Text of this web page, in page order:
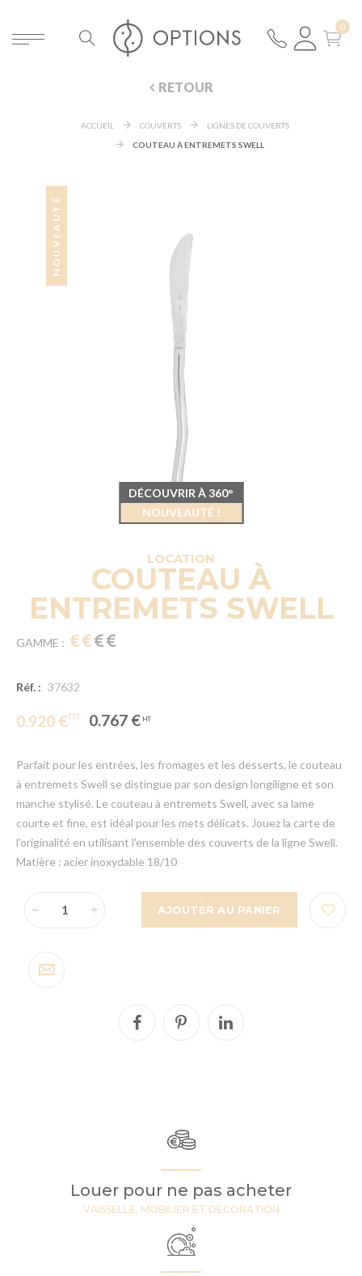
RETOUR
ACCUEIL COUVERTS
LIGNES DE COUVERTS
COUTEAU À ENTREMETS SWELL
LOCATION
COUTEAU À
ENTREMETS SWELL
GAMME :
Réf. : 37632
0.920 € 0.767 €
Parfait pour les entrées, les fromages et les desserts, le couteau
à entremets Swell se distingue par son design longiligne et son
manche stylisé. Le couteau à entremets Swell, avec sa lame
courte et fine, est idéal pour les mets délicats. Jouez la carte de
l'originalité en utilisant l'ensemble des couverts de la ligne Swell.
Matière : acier inoxydable 18/10
AJOUTER AU PANIER
DÉCOUVRIR À 360°
NOUVEAUTÉ !
NOUVEAUTÉ
Louer pour ne pas acheter
VAISSELLE, MOBILIER ET DECORATION